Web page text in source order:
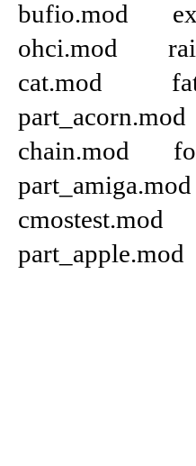
bufio.mod
ohci.mod
cat.mod
chain.mod